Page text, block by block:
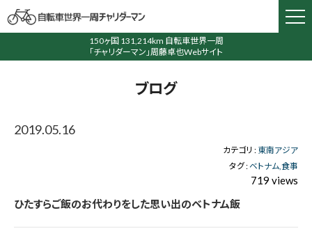
150ヶ国 131,214km 自転車世界一周
「チャリダーマン」周藤卓也Webサイト
ブログ
2019.05.16
カテゴリ : 東南アジア
タグ :ベトナム 食事
719 views
ひたすらご飯のお代わりをした思い出のベトナム飯